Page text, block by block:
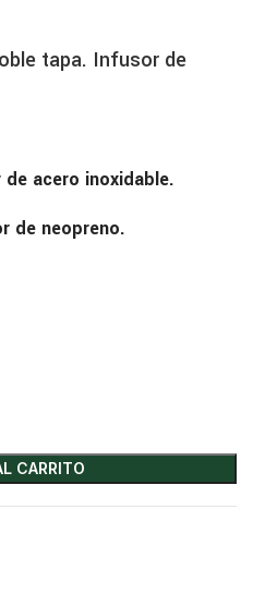
tapa. Infusor de
acero inoxidable.
de neopreno.
CARRITO